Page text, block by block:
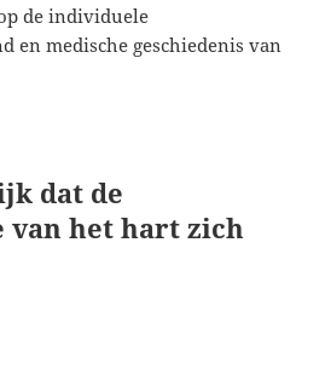
de individuele
en medische geschiedenis van
dat de
van het hart zich